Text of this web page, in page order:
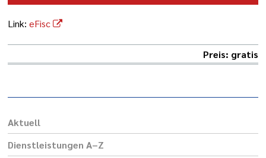
Link:eFisc
Preis: gratis
Aktuell
Dienst­leis­tungen A–Z